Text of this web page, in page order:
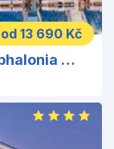
od 13 690 Kč
Hotel Argile Resort & Spa (Cephalonia Palace)